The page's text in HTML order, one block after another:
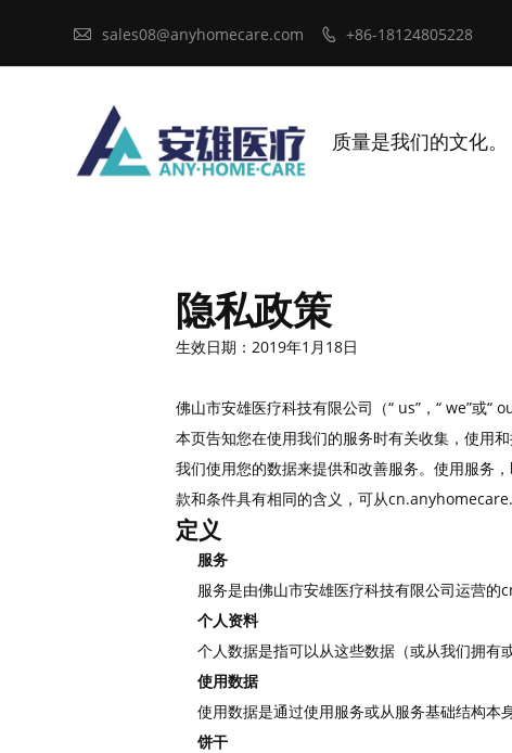
 sales08@anyhomecare.com  +86-18124805228
质量是我们的文化。
隐私政策
生效日期：2019年1月18日
佛山市安雄医疗科技有限公司（“ us”，“ we”或“
本页告知您在使用我们的服务时有关收集，使用
我们使用您的数据来提供和改善服务。使用服务
款和条件具有相同的含义，可从
定义
服务
服务是由佛山市安雄医疗科技有限公司运营
个人资料
个人数据是指可以从这些数据（或从我们拥有
使用数据
使用数据是通过使用服务或从服务基础结构本
饼干